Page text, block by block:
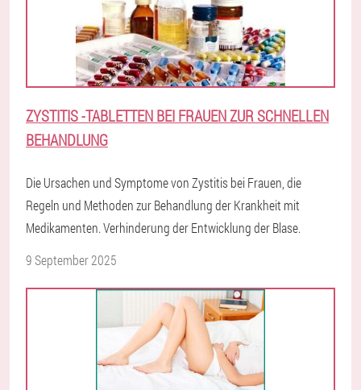
ZYSTITIS -TABLETTEN BEI FRAUEN ZUR SCHNELLEN
BEHANDLUNG
Die Ursachen und Symptome von Zystitis bei Frauen, die
Regeln und Methoden zur Behandlung der Krankheit mit
Medikamenten. Verhinderung der Entwicklung der Blase.
9 September 2025